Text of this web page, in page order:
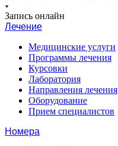
Запись онлайн
Лечение
Медицинские услуги
Программы лечения
Курсовки
Лаборатория
Направления лечения
Оборудование
Прием специалистов
Номера